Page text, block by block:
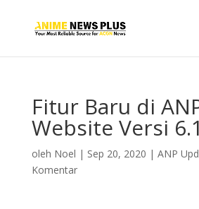
Fitur Baru di
Website Versi 6.1
oleh Noel | Sep 20, 2020 | ANP
Komentar